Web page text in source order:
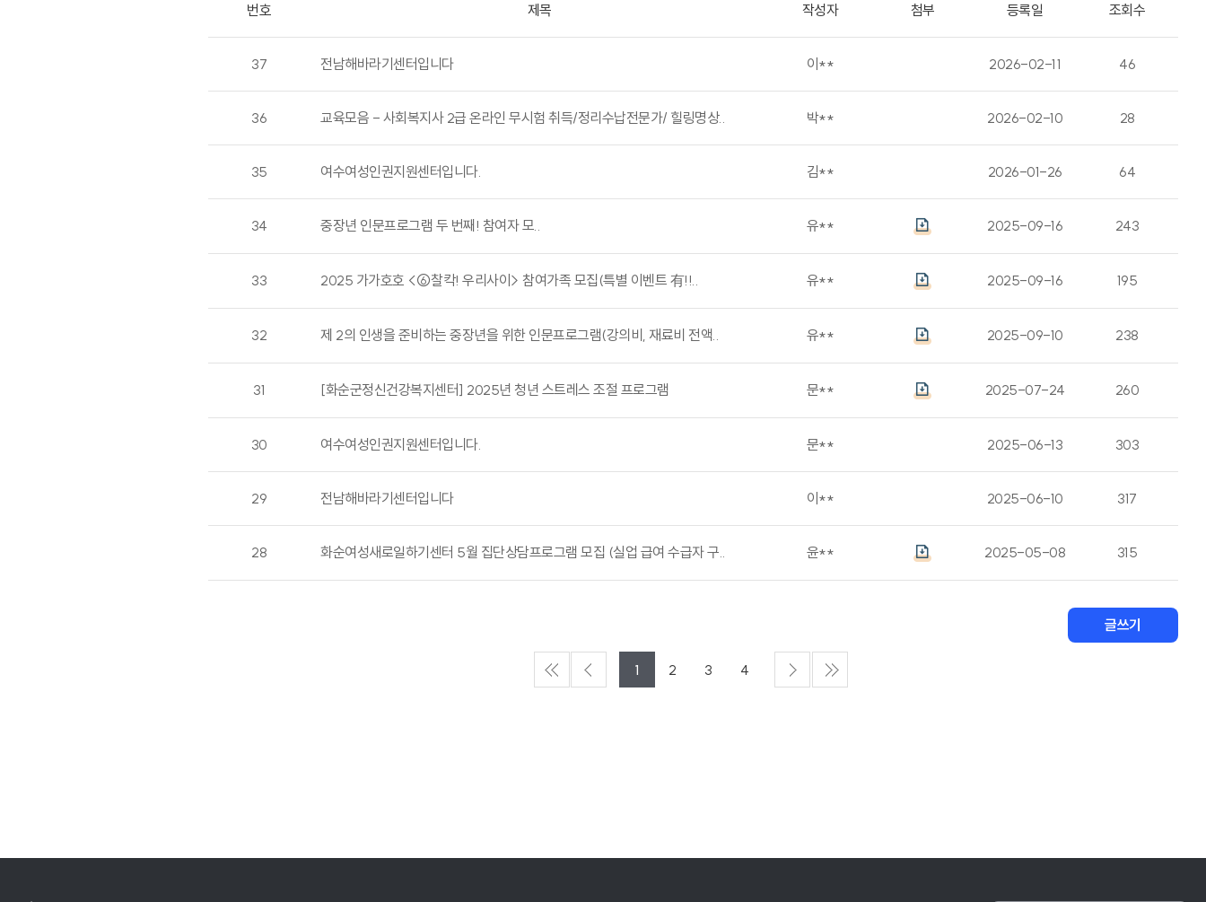
번호 제목 작성자 첨부 등록일 조회수
37 전남해바라기센터입니다 이** 2026-02-11 46
36 교육모음 - 사회복지사 2급 온라인 무시험 취득/정리수납전문가/ 힐링명상.. 박** 2026-02-10 28
35 여수여성인권지원센터입니다. 김** 2026-01-26 64
34 중장년 인문프로그램 두 번째! 참여자 모.. 유** 2025-09-16 243
33 2025 가가호호 <⑥찰칵! 우리사이> 참여가족 모집(특별 이벤트 有!!.. 유** 2025-09-16 195
32 제 2의 인생을 준비하는 중장년을 위한 인문프로그램(강의비, 재료비 전액.. 유** 2025-09-10 238
31 [화순군정신건강복지센터] 2025년 청년 스트레스 조절 프로그램 문** 2025-07-24 260
30 여수여성인권지원센터입니다. 문** 2025-06-13 303
29 전남해바라기센터입니다 이** 2025-06-10 317
28 화순여성새로일하기센터 5월 집단상담프로그램 모집 (실업 급여 수급자 구.. 윤** 2025-05-08 315
글쓰기
1 2 3 4